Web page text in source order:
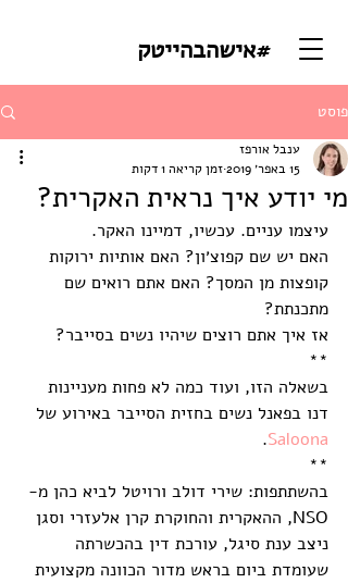
#אישהבהייטק
פוסט
מי יודע איך נראית האקרית?
ענבל אורפז
15 באפר׳ 2019
זמן קריאה 1 דקות
עיצמו עניים. עכשיו, דמיינו האקר.
האם יש שם קפוצ׳ון? האם אותיות ירוקות
קופצות מן המסך? האם אתם רואים שם
מתכנתת?
אז איך אתם רוצים שיהיו נשים בסייבר?
**
בשאלה הזו, ועוד כמה לא פחות מעניינות
דנו בפאנל נשים בחזית הסייבר באירוע של
Saloona
.
**
בהשתתפות: שירי דולב ורויטל לביא כהן מ-
NSO, ההאקרית והחוקרת קרן אלעזרי וסגן
ניצב ענת סיגל, עורכת דין בהכשרתה
שעומדת ביום בראש מדור הכוונה מקצועית